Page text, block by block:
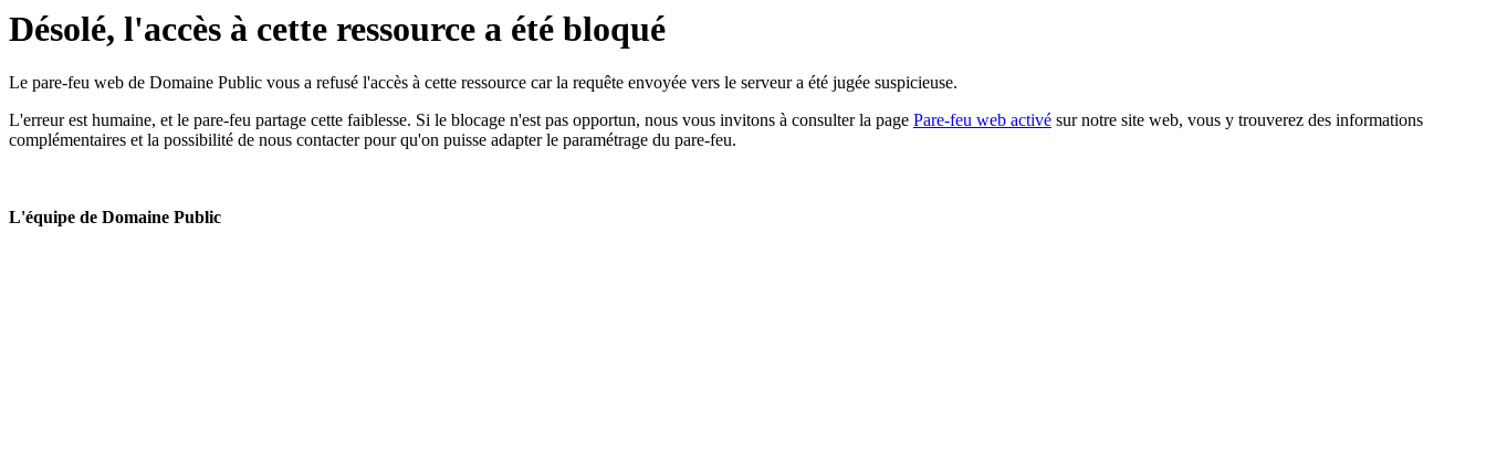
Désolé, l'accès à cette ressource a été bloqué
Le pare-feu web de Domaine Public vous a refusé l'accès à cette ressource car la requête envoyée vers le serveur a été jugée suspicieuse.
L'erreur est humaine, et le pare-feu partage cette faiblesse. Si le blocage n'est pas opportun, nous vous invitons à consulter la page Pare-feu web activé sur notre site web, vous y trouverez des informations
complémentaires et la possibilité de nous contacter pour qu'on puisse adapter le paramétrage du pare-feu.
L'équipe de Domaine Public